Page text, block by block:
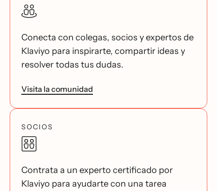
Conecta con colegas, socios y expertos de
Klaviyo para inspirarte, compartir ideas y
resolver todas tus dudas.
Visita la comunidad
SOCIOS
Contrata a un experto certificado por
Klaviyo para ayudarte con una tarea